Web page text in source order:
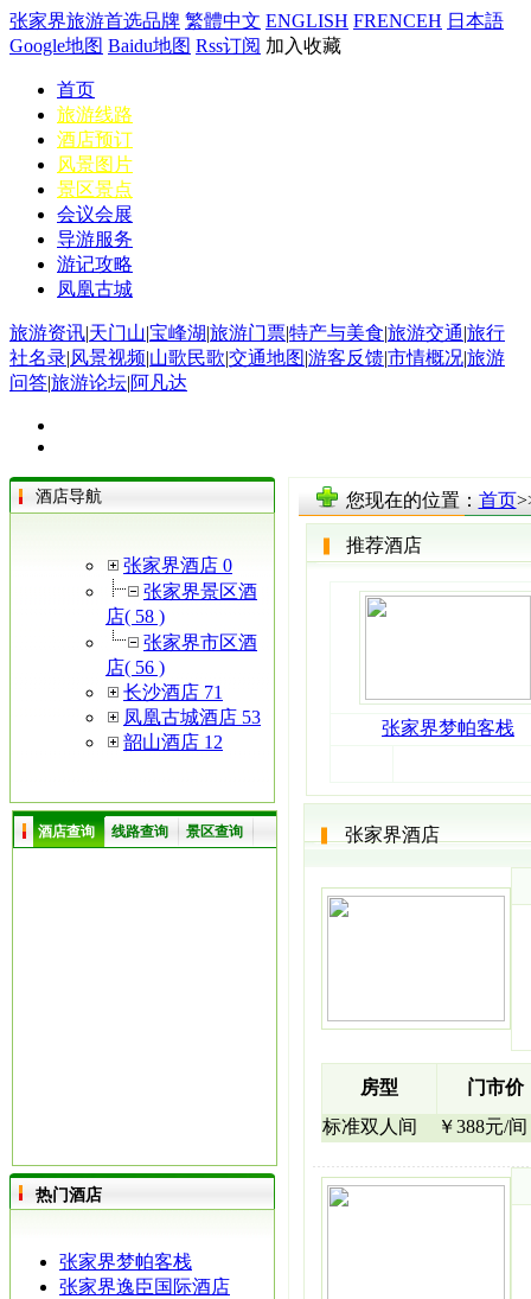
张家界旅游首选品牌 繁體中文 ENGLISH FRENCEH 日本語
Google地图 Baidu地图 Rss订阅 加入收藏
首页
旅游线路
酒店预订
风景图片
景区景点
会议会展
导游服务
游记攻略
凤凰古城
旅游资讯|天门山|宝峰湖|旅游门票|特产与美食|旅游交通|旅行
社名录|风景视频|山歌民歌|交通地图|游客反馈|市情概况|旅游
问答|旅游论坛|阿凡达
酒店导航
张家界酒店 0
张家界景区酒
店( 58 )
张家界市区酒
店( 56 )
长沙酒店 71
凤凰古城酒店 53
韶山酒店 12
酒店查询 线路查询 景区查询
热门酒店
张家界梦帕客栈
张家界逸臣国际酒店
您现在的位置： 首页
推荐酒店
张家界梦帕客栈
张家界酒店
房型
门市价
标准双人间
￥388元/间